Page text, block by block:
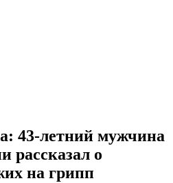
43-летний мужчина
рассказал о
на грипп